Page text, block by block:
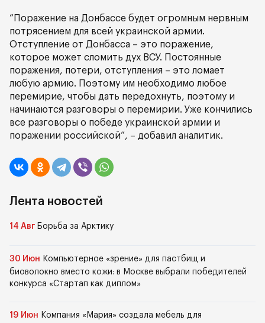
“Поражение на Донбассе будет огромным нервным
потрясением для всей украинской армии.
Отступление от Донбасса – это поражение,
которое может сломить дух ВСУ. Постоянные
поражения, потери, отступления – это ломает
любую армию. Поэтому им необходимо любое
перемирие, чтобы дать передохнуть, поэтому и
начинаются разговоры о перемирии. Уже кончились
все разговоры о победе украинской армии и
поражении российской”, – добавил аналитик.
Лента новостей
14 Авг Борьба за Арктику
30 Июн Компьютерное «зрение» для пастбищ и
биоволокно вместо кожи: в Москве выбрали победителей
конкурса «Стартап как диплом»
19 Июн Компания «Мария» создала мебель для